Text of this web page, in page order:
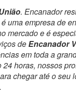
. Encanador
uma empresa de
mercado e é
deEncanador
em toda a
24 horas, nossos
chegar até o seu